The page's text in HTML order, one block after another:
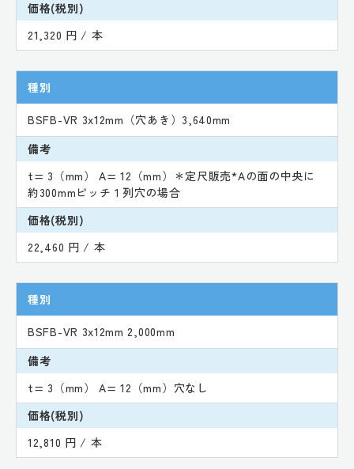
価格(税別)
21,320 円 / 本
種別
BSFB-VR 3x12mm（穴あき）3,640mm
備考
t= 3（mm） A= 12（mm）＊定尺販売*Aの面の中央に
約300mmピッチ１列穴の場合
価格(税別)
22,460 円 / 本
種別
BSFB-VR 3x12mm 2,000mm
備考
t= 3（mm） A= 12（mm）穴なし
価格(税別)
12,810 円 / 本